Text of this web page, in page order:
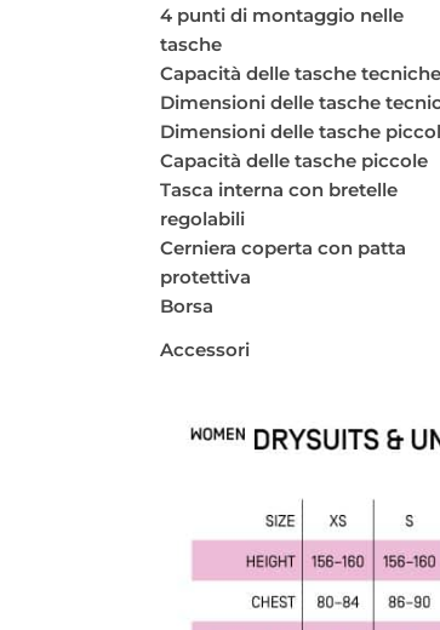
4 punti di montaggio nelle
tasche
Capacità delle tasche tecniche
Dimensioni delle tasche
Dimensioni delle tasche
Capacità delle tasche piccole
Tasca interna con bretelle
regolabili
Cerniera coperta con patta
protettiva
Borsa
Accessori